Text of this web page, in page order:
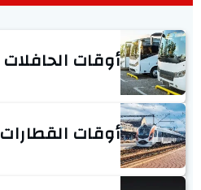
أوقات الحافلات
أوقات القطارات